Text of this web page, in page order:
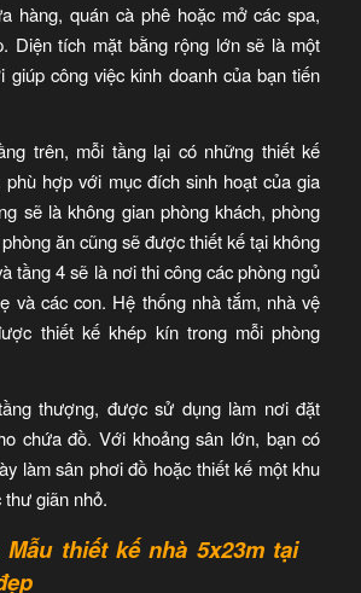
hàng, quán cà phê hoặc mở các spa,
Diện tích mặt bằng rộng lớn sẽ là một
giúp công việc kinh doanh của bạn tiến
trên, mỗi tầng lại có những thiết kế
phù hợp với mục đích sinh hoạt của gia
sẽ là không gian phòng khách, phòng
ăn cũng sẽ được thiết kế tại không
tầng 4 sẽ là nơi thi công các phòng ngủ
và các con. Hệ thống nhà tắm, nhà vệ
thiết kế khép kín trong mỗi phòng
thượng, được sử dụng làm nơi đặt
chứa đồ. Với khoảng sân lớn, bạn có
làm sân phơi đồ hoặc thiết kế một khu
giãn nhỏ.
Mẫu thiết kế nhà 5x23mtại